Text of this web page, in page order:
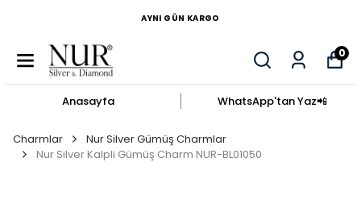
AYNI GÜN KARGO
0
Anasayfa WhatsApp'tan Yaz​📲​
Charmlar
Nur Silver Gümüş Charmlar
Nur Silver Kalpli Gümüş Charm NUR-BL01050